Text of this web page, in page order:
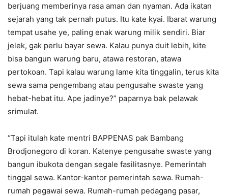
berjuang memberinya rasa aman dan nyaman. Ada ikatan
sejarah yang tak pernah putus. Itu kate kyai. Ibarat warung
tempat usahe ye, paling enak warung milik sendiri. Biar
jelek, gak perlu bayar sewa. Kalau punya duit lebih, kite
bisa bangun warung baru, atawa restoran, atawa
pertokoan. Tapi kalau warung lame kita tinggalin, terus kita
sewa sama pengembang atau pengusahe swaste yang
hebat-hebat itu. Ape jadinye?” paparnya bak pelawak
srimulat.
“Tapi itulah kate mentri BAPPENAS pak Bambang
Brodjonegoro di koran. Katenye pengusahe swaste yang
bangun ibukota dengan segale fasilitasnye. Pemerintah
tinggal sewa. Kantor-kantor pemerintah sewa. Rumah-
rumah pegawai sewa. Rumah-rumah pedagang pasar,